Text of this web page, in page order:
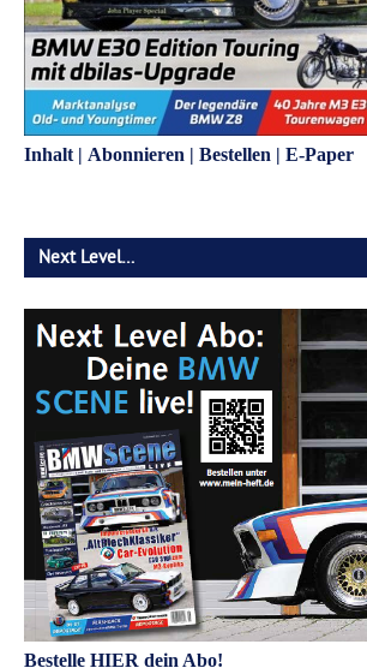
Inhalt | Abonnieren | Bestellen | E-Paper
Next Level…
Bestelle HIER dein Abo!